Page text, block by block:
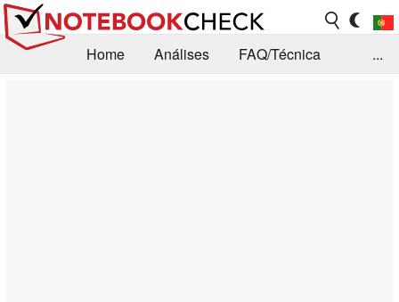
Home Análises
FAQ/Técnica
...